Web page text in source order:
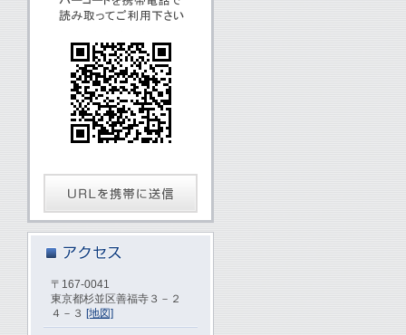
〒167-0041
東京都杉並区善福寺３－２
４－３ [地図]